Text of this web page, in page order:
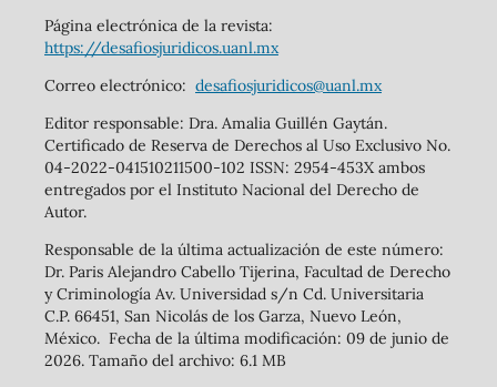
Página electrónica de la revista:
https://desafiosjuridicos.uanl.mx
Correo electrónico: desafiosjuridicos@uanl.mx
Editor responsable: Dra. Amalia Guillén Gaytán.
Certificado de Reserva de Derechos al Uso Exclusivo No.
04-2022-041510211500-102 ISSN: 2954-453X ambos
entregados por el Instituto Nacional del Derecho de
Autor.
Responsable de la última actualización de este número:
Dr. Paris Alejandro Cabello Tijerina, Facultad de Derecho
y Criminología Av. Universidad s/n Cd. Universitaria
C.P. 66451, San Nicolás de los Garza, Nuevo León,
México. Fecha de la última modificación: 09 de junio de
2026. Tamaño del archivo: 6.1 MB